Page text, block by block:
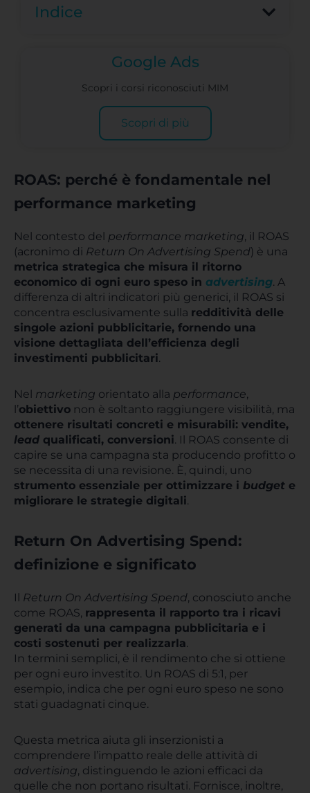
Indice
Google Ads
Scopri i corsi riconosciuti MIM
Scopri di più
ROAS: perché è fondamentale nel
performance marketing
Nel contesto del performance marketing, il ROAS
(acronimo di Return On Advertising Spend) è una
metrica strategica che misura il ritorno
economico di ogni euro speso in advertising. A
differenza di altri indicatori più generici, il ROAS si
concentra esclusivamente sulla redditività delle
singole azioni pubblicitarie, fornendo una
visione dettagliata dell’efficienza degli
investimenti pubblicitari.
Nel marketing orientato alla performance,
l’obiettivo non è soltanto raggiungere visibilità, ma
ottenere risultati concreti e misurabili: vendite,
lead qualificati, conversioni. Il ROAS consente di
capire se una campagna sta producendo profitto o
se necessita di una revisione. È, quindi, uno
strumento essenziale per ottimizzare i budget e
migliorare le strategie digitali.
Return On Advertising Spend:
definizione e significato
Il Return On Advertising Spend, conosciuto anche
come ROAS, rappresenta il rapporto tra i ricavi
generati da una campagna pubblicitaria e i
costi sostenuti per realizzarla.
In termini semplici, è il rendimento che si ottiene
per ogni euro investito. Un ROAS di 5:1, per
esempio, indica che per ogni euro speso ne sono
stati guadagnati cinque.
Questa metrica aiuta gli inserzionisti a
comprendere l’impatto reale delle attività di
advertising, distinguendo le azioni efficaci da
quelle che non portano risultati. Fornisce, inoltre,